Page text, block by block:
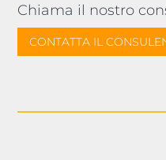
Chiama il nostro
CONTATTA IL